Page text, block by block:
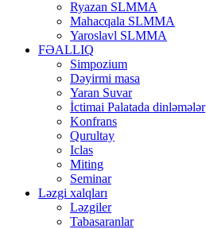
Ryazan SLMMA
Mahacqala SLMMA
Yaroslavl SLMMA
FƏALLIQ
Simpozium
Dəyirmi masa
Yaran Suvar
İctimai Palatada dinləmələr
Konfrans
Qurultay
Iclas
Miting
Seminar
Ləzgi xalqları
Ləzgiler
Tabasaranlar